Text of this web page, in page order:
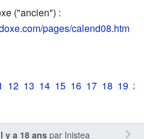
("ancien") :
pages/calend08.htm
12 13 14 15 16 17 18 19 20
y a 18 anspar Inistea